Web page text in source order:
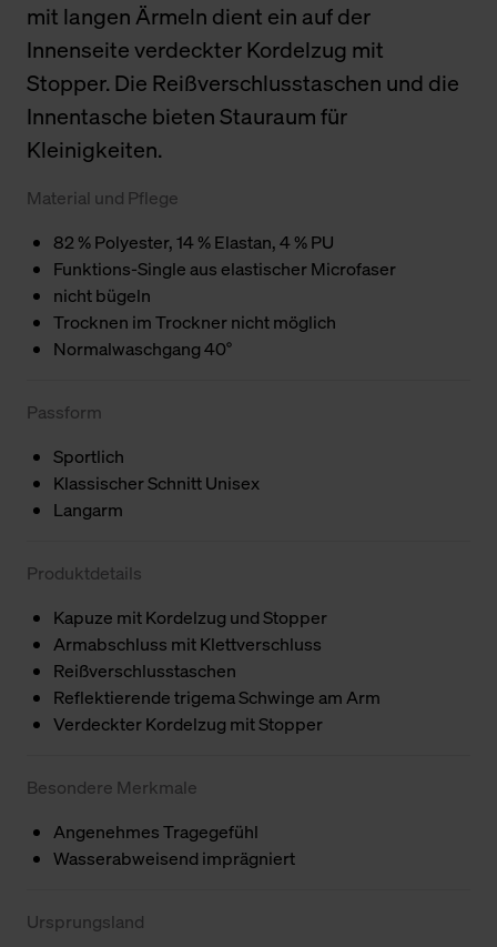
mit langen Ärmeln dient ein auf der
Innenseite verdeckter Kordelzug mit
Stopper. Die Reißverschlusstaschen und die
Innentasche bieten Stauraum für
Kleinigkeiten.
Material und Pflege
82 % Polyester, 14 % Elastan, 4 % PU
Funktions-Single aus elastischer Microfaser
nicht bügeln
Trocknen im Trockner nicht möglich
Normalwaschgang 40°
Passform
Sportlich
Klassischer Schnitt Unisex
Langarm
Produktdetails
Kapuze mit Kordelzug und Stopper
Armabschluss mit Klettverschluss
Reißverschlusstaschen
Reflektierende trigema Schwinge am Arm
Verdeckter Kordelzug mit Stopper
Besondere Merkmale
Angenehmes Tragegefühl
Wasserabweisend imprägniert
Ursprungsland